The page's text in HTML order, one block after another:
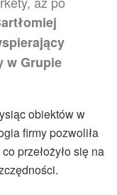
w Grupie
obiektów w
firmy pozwoliła
przełożyło się na